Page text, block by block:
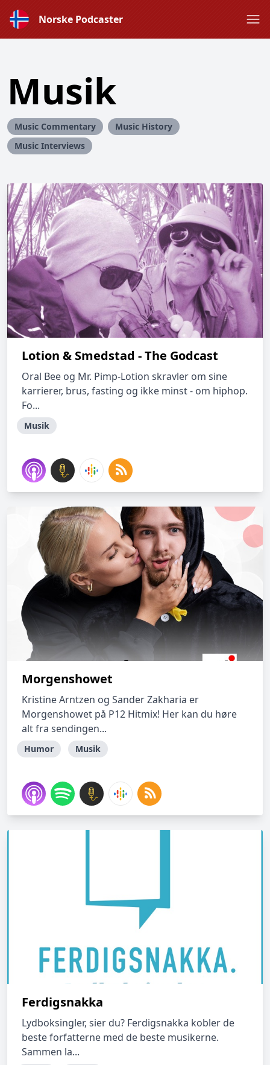
Norske Podcaster
Musik
Music Commentary
Music History
Music Interviews
Lotion & Smedstad - The Godcast
Oral Bee og Mr. Pimp-Lotion skravler om sine
karrierer, brus, fasting og ikke minst - om hiphop.
Fo...
Musik
Morgenshowet
Kristine Arntzen og Sander Zakharia er
Morgenshowet på P12 Hitmix! Her kan du høre
alt fra sendingen...
Humor Musik
Ferdigsnakka
Lydboksingler, sier du? Ferdigsnakka kobler de
beste forfatterne med de beste musikerne.
Sammen la...